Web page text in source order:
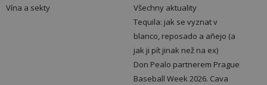
Vína a sekty
Všechny aktuality
Tequila: jak se vyznat v
blanco, reposado a añejo (a
jak ji pít jinak než na ex)
Don Pealo partnerem Prague
Baseball Week 2026. Cava